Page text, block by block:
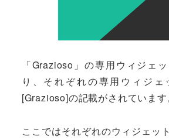
「Grazioso」の専用ウィジェ
り、それぞれの専用ウィジェ
[Grazioso]の記載がされています
ここではそれぞれのウィジェッ